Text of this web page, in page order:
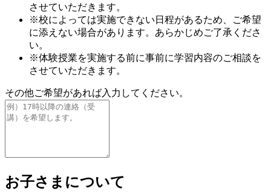
させていただきます。
※校によっては実施できない日程があるため、ご希望
に添えない場合があります。あらかじめご了承くださ
い。
※体験授業を実施する前に事前に学習内容のご相談を
させていただきます。
その他ご希望があれば入力してください。
お子さまについて